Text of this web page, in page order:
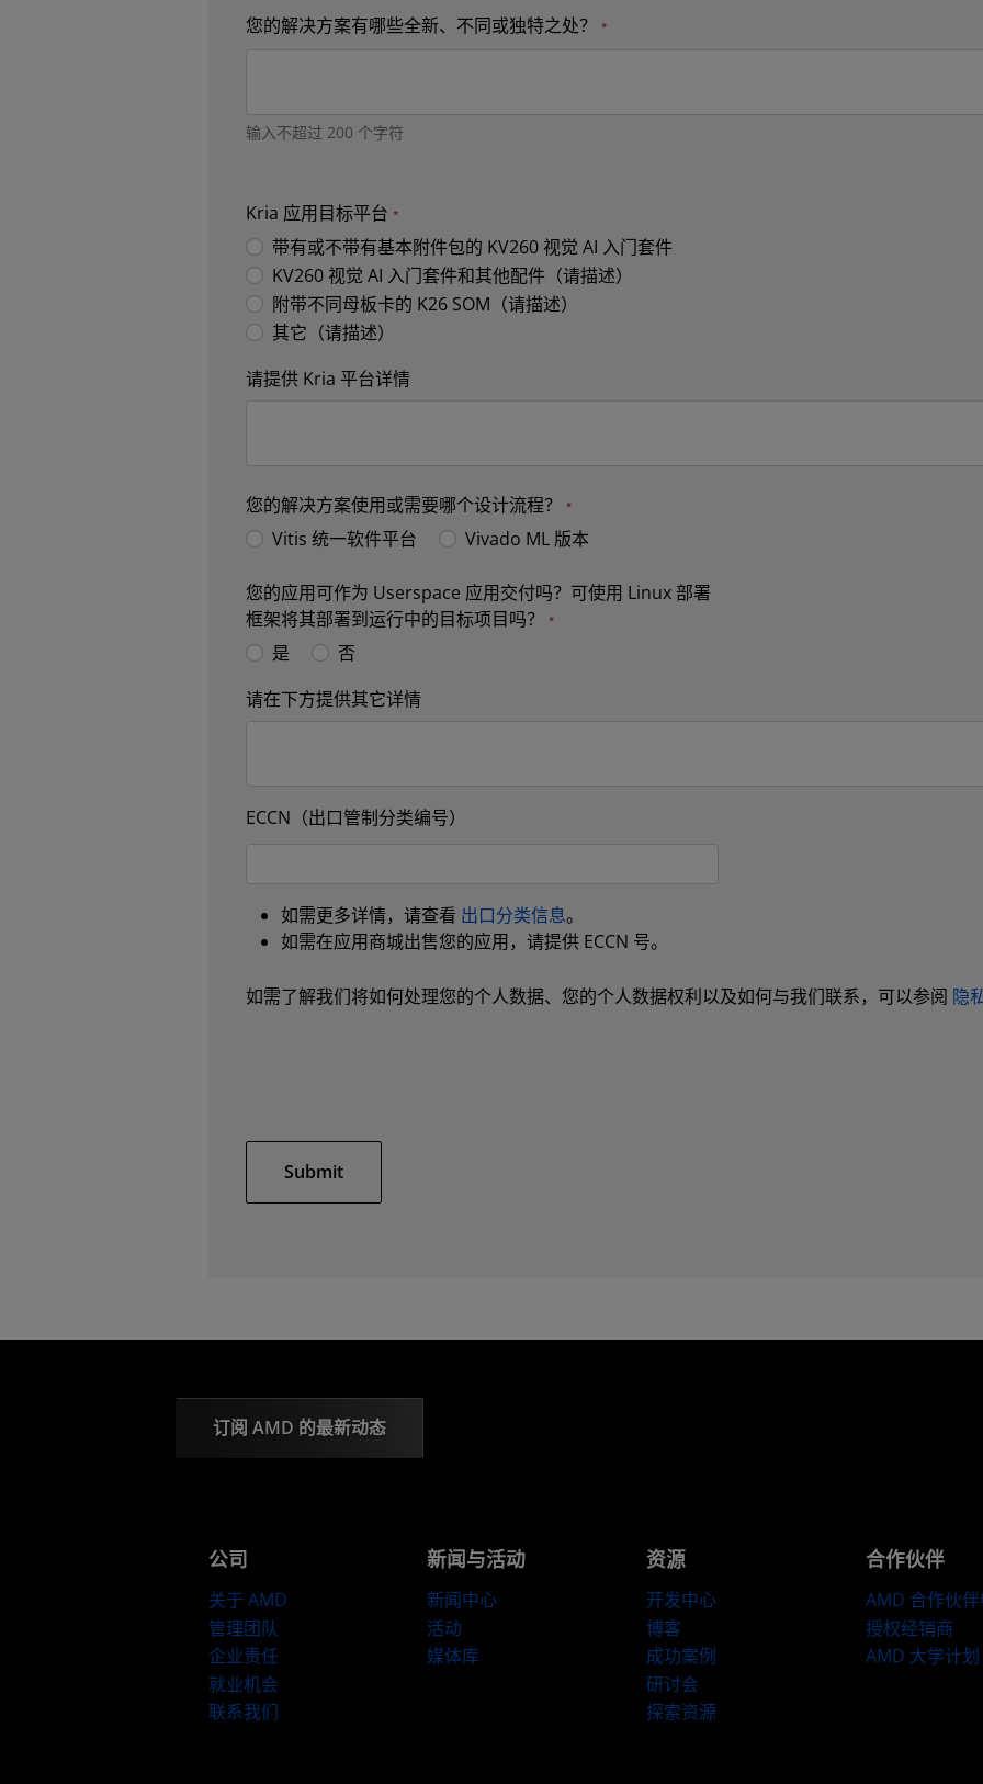
您的解决方案有哪些全新、不同或独特之处？
输入不超过 200 个字符
Kria 应用目标平台
带有或不带有基本附件包的 KV260 视觉 AI 入门套件
KV260 视觉 AI 入门套件和其他配件（请描述）
附带不同母板卡的 K26 SOM（请描述）
其它（请描述）
请提供 Kria 平台详情
您的解决方案使用或需要哪个设计流程？
Vitis 统一软件平台
Vivado ML 版本
您的应用可作为 Userspace 应用交付吗？可使用 Linux 部署
框架将其部署到运行中的目标项目吗？
是
否
请在下方提供其它详情
ECCN（出口管制分类编号）
如需更多详情，请查看 出口分类信息。
如需在应用商城出售您的应用，请提供 ECCN 号。
如需了解我们将如何处理您的个人数据、您的个人数据权利以及如何与我们联系，可以参阅 隐
Submit
订阅 AMD 的最新动态
公司
关于 AMD
管理团队
企业责任
就业机会
联系我们
新闻与活动
新闻中心
活动
媒体库
资源
开发中心
博客
成功案例
研讨会
探索资源
合作伙伴
AMD 合作伙
授权经销商
AMD 大学计划